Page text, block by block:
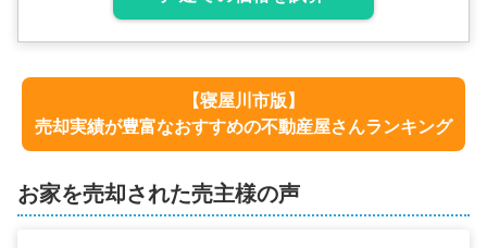
【寝屋川市版】
売却実績が豊富なおすすめの不動産屋さんランキング
お家を売却された売主様の声